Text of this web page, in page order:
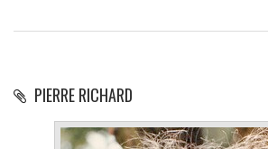
PIERRE RICHARD